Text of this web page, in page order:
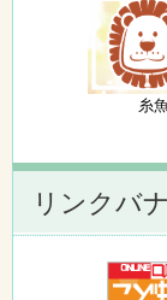
糸
リンクバ